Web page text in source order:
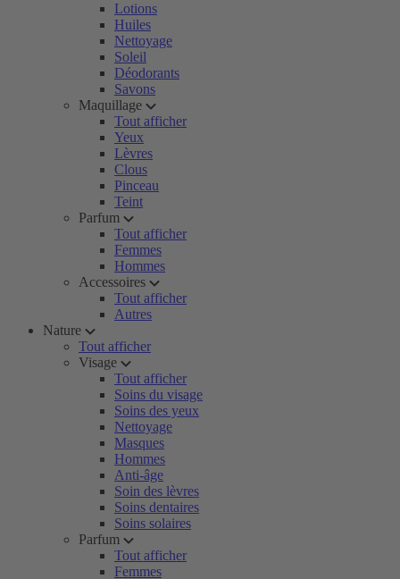
Lotions
Huiles
Nettoyage
Soleil
Déodorants
Savons
Maquillage
Tout afficher
Yeux
Lèvres
Clous
Pinceau
Teint
Parfum
Tout afficher
Femmes
Hommes
Accessoires
Tout afficher
Autres
Nature
Tout afficher
Visage
Tout afficher
Soins du visage
Soins des yeux
Nettoyage
Masques
Hommes
Anti-âge
Soin des lèvres
Soins dentaires
Soins solaires
Parfum
Tout afficher
Femmes